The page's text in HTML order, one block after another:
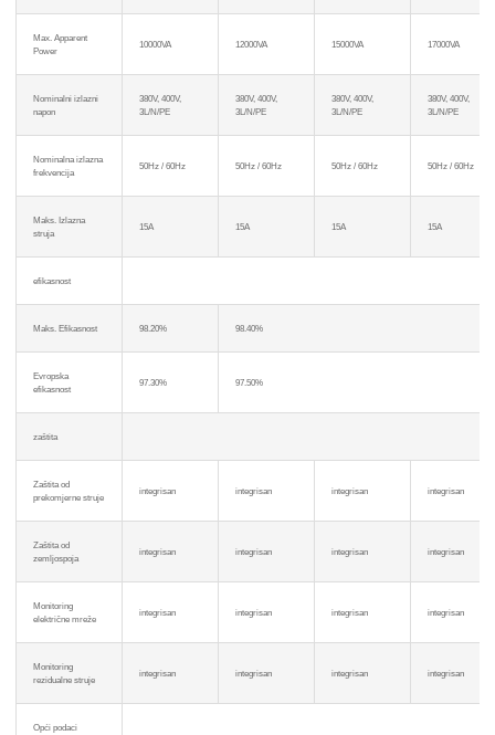
Max. Apparent
Power
10000VA 12000VA 15000VA 17000VA
Nominalni izlazni
napon
380V, 400V,
3L/N/PE
380V, 400V,
3L/N/PE
380V, 400V,
3L/N/PE
380V, 400V,
3L/N/PE
Nominalna izlazna
frekvencija
50Hz / 60Hz 50Hz / 60Hz 50Hz / 60Hz 50Hz / 60Hz
Maks. Izlazna
struja
15A 15A 15A 15A
efikasnost
Maks. Efikasnost 98.20% 98.40%
Evropska
efikasnost
97.30% 97.50%
zaštita
Zaštita od
prekomjerne struje
integrisan integrisan integrisan integrisan
Zaštita od
zemljospoja
integrisan integrisan integrisan integrisan
Monitoring
električne mreže
integrisan integrisan integrisan integrisan
Monitoring
rezidualne struje
integrisan integrisan integrisan integrisan
Opći podaci